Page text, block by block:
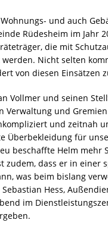
Große Freude
am Stützpunkt
dreijährigen
konnte das
in[…]
einer Wohnung
Für[…]
Rüdesheim am
sich[…]
Sprendlingen
von
Polizei. Gegen
überörtliche
und auch
Rüdesheim im Jahr
die mit
Nicht selten
von diesen Einsätzen
Vollmer und seinen
und
und zeitnah
Überbekleidung für
beschaffte Helm mehr
zudem, dass er in einer
was beim bislang
Hess,
im